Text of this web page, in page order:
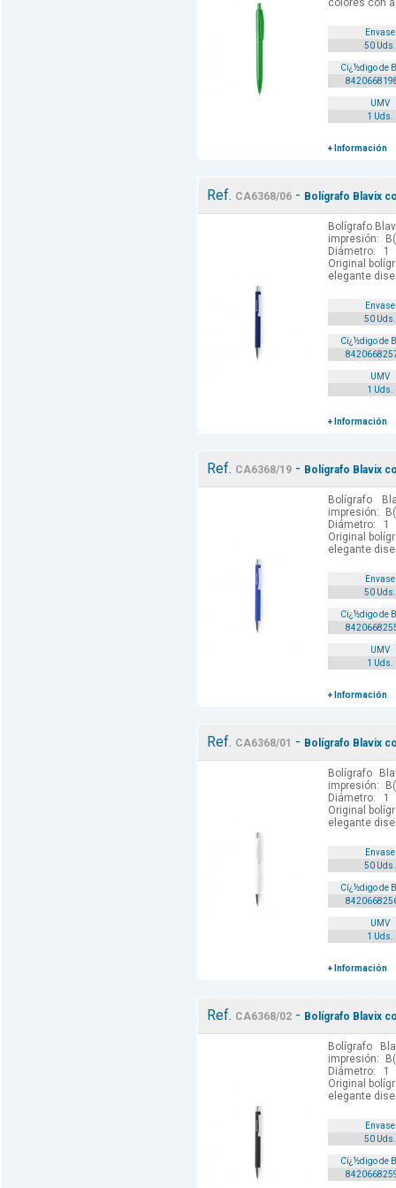
colores con
Envase
50 Uds.
Cï¿½digo de
UMV
1 Uds.
+ Información
Ref. CA6368/06- Bolígrafo Blavix
Bolígrafo
impresión:
Diámetro:
Original
elegante
Envase
50 Uds.
Cï¿½digo de
UMV
1 Uds.
+ Información
Ref. CA6368/19- Bolígrafo Blavix
Bolígrafo
impresión:
Diámetro:
Original
elegante
Envase
50 Uds.
Cï¿½digo de
UMV
1 Uds.
+ Información
Ref. CA6368/01 - Bolígrafo Blavix
Bolígrafo
impresión:
Diámetro:
Original
elegante
Envase
50 Uds.
Cï¿½digo de
UMV
1 Uds.
+ Información
Ref. CA6368/02- Bolígrafo Blavix
Bolígrafo
impresión:
Diámetro:
Original
elegante
Envase
50 Uds.
Cï¿½digo de